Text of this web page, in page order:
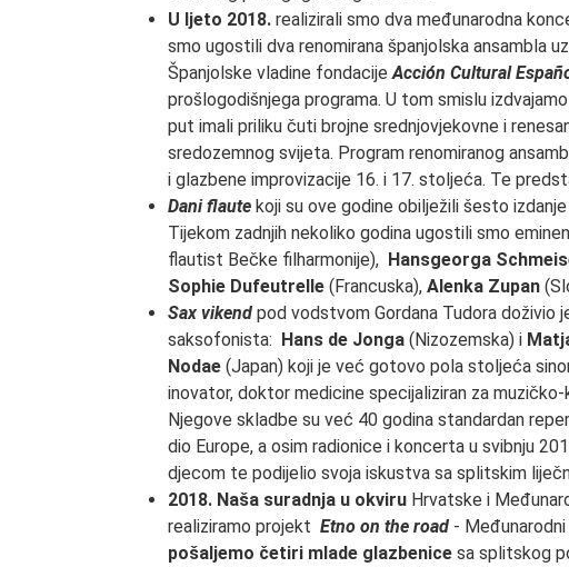
U ljeto 2018. realizirali smo dva međunarodna
smo ugostili dva renomirana španjolska ansambla
Španjolske vladine fondacije Acción Cultural
prošlogodišnjega programa. U tom smislu
put imali priliku čuti brojne srednjovjekovne i
sredozemnog svijeta. Program renomiranog
i glazbene improvizacije 16. i 17. stoljeća. Te
Dani flaute koji su ove godine obilježili šesto
Tijekom zadnjih nekoliko godina ugostili smo
flautist Bečke filharmonije), Hansgeorga
Sophie Dufeutrelle (Francuska), Alenka Zupan
Sax vikend pod vodstvom Gordana Tudora doživio
saksofonista: Hans de Jonga (Nizozemska) i
Nodae (Japan) koji je već gotovo pola stoljeća
inovator, doktor medicine specijaliziran za
Njegove skladbe su već 40 godina standardan
dio Europe, a osim radionice i koncerta u svibnju
djecom te podijelio svoja iskustva sa splitskim
2018. Naša suradnja u okviru Hrvatske i
realiziramo projekt Etno on the road -
pošaljemo četiri mlade glazbenice sa splitskog